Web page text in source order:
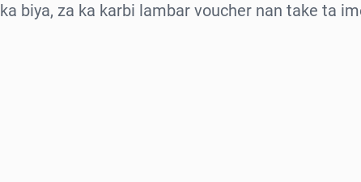
ka biya, za ka karbi lambar voucher nan take ta